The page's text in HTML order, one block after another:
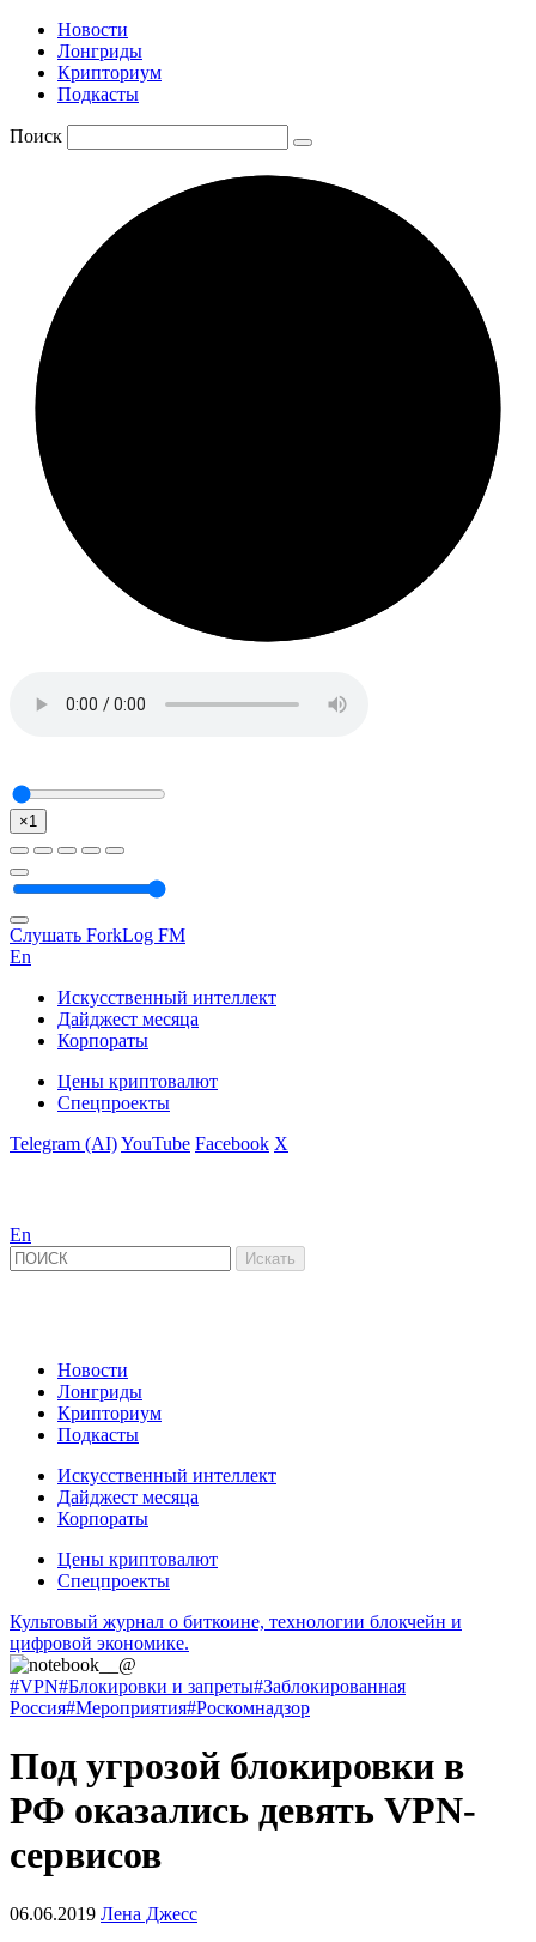
Новости
Лонгриды
Крипториум
Подкасты
Поиск
×1
Слушать ForkLog FM
En
Искусственный интеллект
Дайджест месяца
Корпораты
Цены криптовалют
Спецпроекты
Telegram (AI)YouTube Facebook X
En
Новости
Лонгриды
Крипториум
Подкасты
Искусственный интеллект
Дайджест месяца
Корпораты
Цены криптовалют
Спецпроекты
Культовый журнал о биткоине, технологии блокчейн и
цифровой экономике.
#VPN#Блокировки и запреты#Заблокированная
Россия#Мероприятия#Роскомнадзор
Под угрозой блокировки в
РФ оказались девять VPN-
сервисов
06.06.2019 Лена Джесс